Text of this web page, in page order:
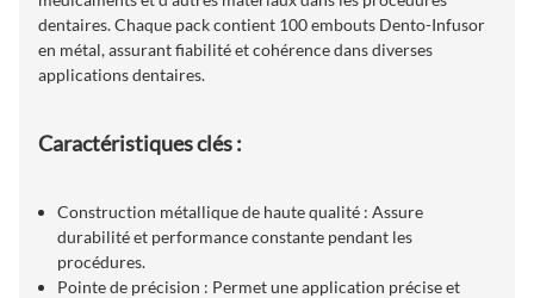
dentaires. Chaque pack contient 100 embouts Dento-Infusor
en métal, assurant fiabilité et cohérence dans diverses
applications dentaires.
Caractéristiques clés :
Construction métallique de haute qualité : Assure
durabilité et performance constante pendant les
procédures.
Pointe de précision : Permet une application précise et